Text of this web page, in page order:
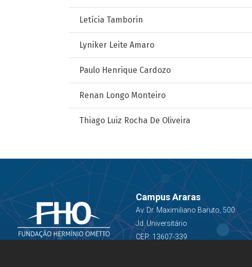
Letícia Tamborin
Lyniker Leite Amaro
Paulo Henrique Cardozo
Renan Longo Monteiro
Thiago Luiz Rocha De Oliveira
Campus Araras
Av. Dr. Maximiliano Baruto, 500
Jd. Universitário
CEP: 13607-339